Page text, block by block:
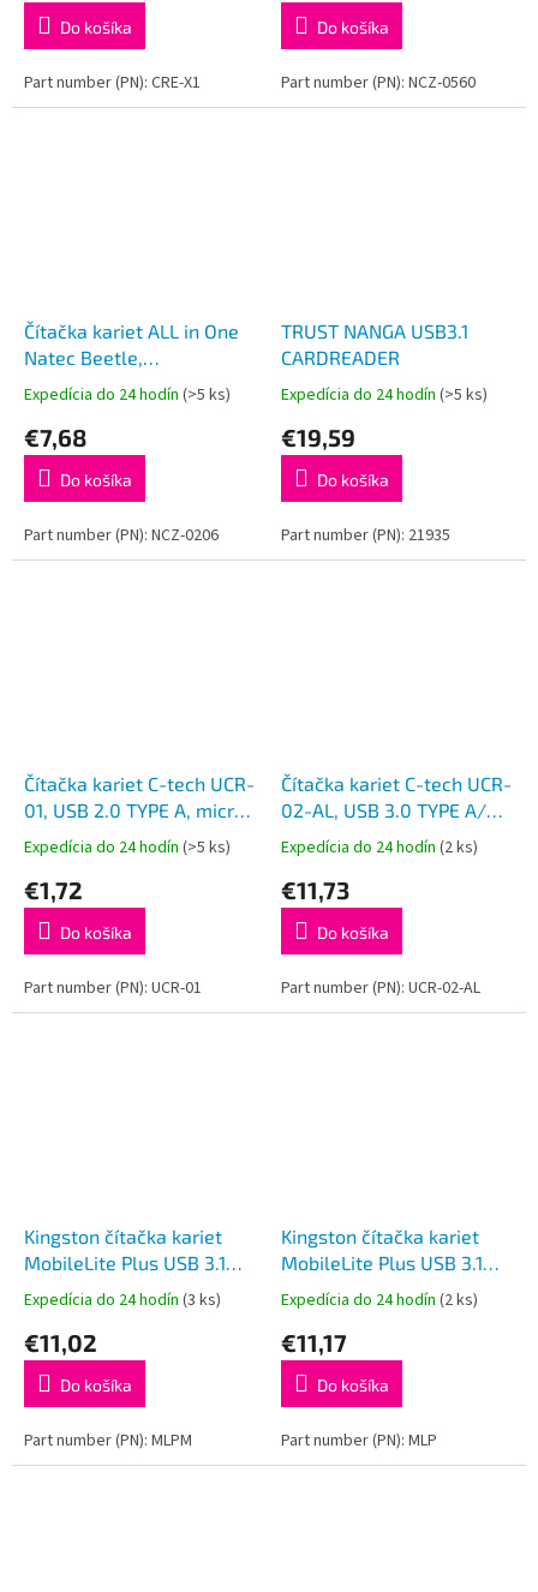
Do košíka
Part number (PN): CRE-X1
Do košíka
Part number (PN): NCZ-0560
Čítačka kariet ALL in One
Natec Beetle,
SD/MMC/micro SD/T-
flash/M2/xD, CF
Expedícia do 24 hodín (>5 ks)
€7,68
Do košíka
Part number (PN): NCZ-0206
TRUST NANGA USB3.1
CARDREADER
Expedícia do 24 hodín (>5 ks)
€19,59
Do košíka
Part number (PN): 21935
Čítačka kariet C-tech UCR-
01, USB 2.0 TYPE A, micro
Expedícia do 24 hodín (>5 ks)
€1,72
Do košíka
Part number (PN): UCR-01
Čítačka kariet C-tech UCR-
02-AL, USB 3.0 TYPE A/
TYPE C, SD/micro SD
Expedícia do 24 hodín (2 ks)
€11,73
Do košíka
Part number (PN): UCR-02-AL
Kingston čítačka kariet
MobileLite Plus USB 3.1
microSDHC/SDXC UHS-II
Expedícia do 24 hodín (3 ks)
€11,02
Do košíka
Part number (PN): MLPM
Kingston čítačka kariet
MobileLite Plus USB 3.1
SDHC/SDXC UHS-II
Expedícia do 24 hodín (2 ks)
€11,17
Do košíka
Part number (PN): MLP